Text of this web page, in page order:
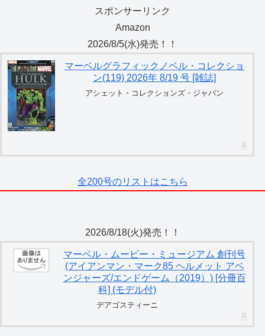
スポンサーリンク
Amazon
2026/8/5(水)発売！！
マーベルグラフィックノベル・コレクショ
ン(119) 2026年 8/19 号 [雑誌]
アシェット・コレクションズ・ジャパン
全200号のリストはこちら
2026/8/18(火)発売！！
マーベル・ムービー・ミュージアム 創刊号
(アイアンマン・マーク85 ヘルメット アベ
ンジャーズ/エンドゲーム（2019）) [分冊百
科] (モデル付)
デアゴスティーニ